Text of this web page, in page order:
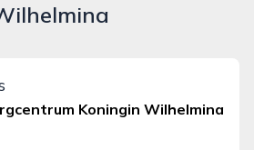
Koningin Wilhelmina